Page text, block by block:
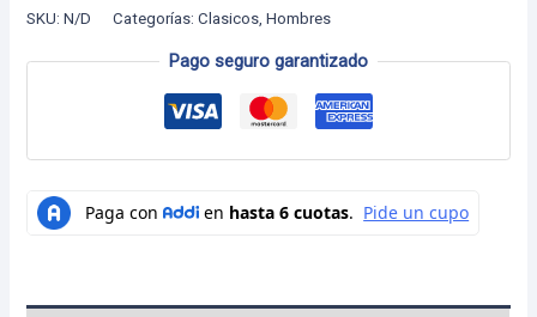
24
SKU:N/D Categorías:Clasicos ,Hombres
Pago seguro garantizado